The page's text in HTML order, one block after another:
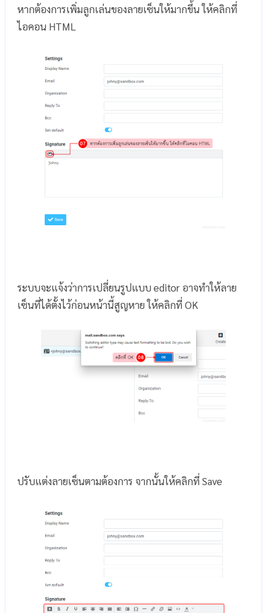
หากต้องการเพิ่มลูกเล่นของลายเซ็นให้มากขึ้น ให้คลิกที่
ไอคอน HTML
ระบบจะแจ้งว่าการเปลี่ยนรูปแบบ editor อาจทำให้ลาย
เซ็นที่ได้ตั้งไว้ก่อนหน้านี้สูญหาย ให้คลิกที่ OK
ปรับแต่งลายเซ็นตามต้องการ จากนั้นให้คลิกที่ Save